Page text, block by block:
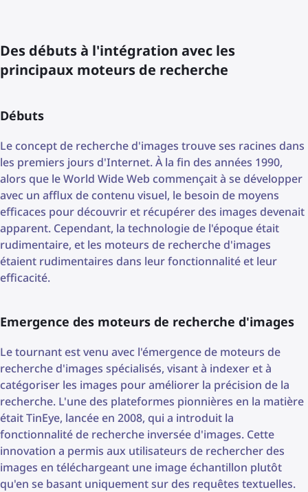
Des débuts à l'intégration avec les
principaux moteurs de recherche
Débuts
Le concept de recherche d'images trouve ses racines dans
les premiers jours d'Internet. À la fin des années 1990,
alors que le World Wide Web commençait à se développer
avec un afflux de contenu visuel, le besoin de moyens
efficaces pour découvrir et récupérer des images devenait
apparent. Cependant, la technologie de l'époque était
rudimentaire, et les moteurs de recherche d'images
étaient rudimentaires dans leur fonctionnalité et leur
efficacité.
Emergence des moteurs de recherche d'images
Le tournant est venu avec l'émergence de moteurs de
recherche d'images spécialisés, visant à indexer et à
catégoriser les images pour améliorer la précision de la
recherche. L'une des plateformes pionnières en la matière
était TinEye, lancée en 2008, qui a introduit la
fonctionnalité de recherche inversée d'images. Cette
innovation a permis aux utilisateurs de rechercher des
images en téléchargeant une image échantillon plutôt
qu'en se basant uniquement sur des requêtes textuelles.